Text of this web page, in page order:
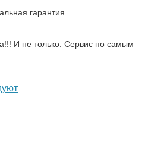
гарантия.
И не только. Сервис по самым